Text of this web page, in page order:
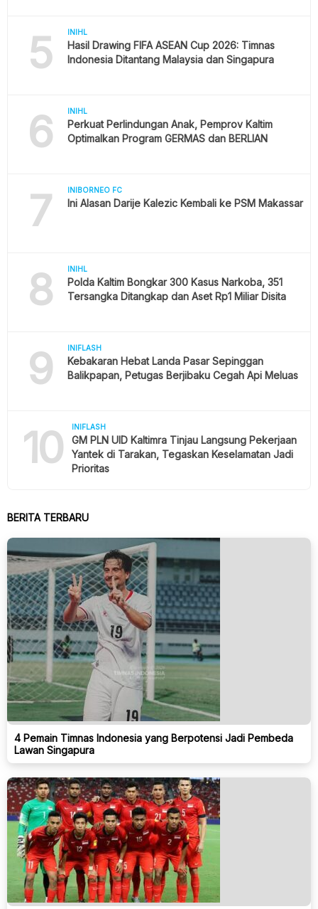
5 INIHL
Hasil Drawing FIFA ASEAN Cup 2026: Timnas
Indonesia Ditantang Malaysia dan Singapura
6 INIHL
Perkuat Perlindungan Anak, Pemprov Kaltim
Optimalkan Program GERMAS dan BERLIAN
7 INIBORNEO FC
Ini Alasan Darije Kalezic Kembali ke PSM Makassar
8 INIHL
Polda Kaltim Bongkar 300 Kasus Narkoba, 351
Tersangka Ditangkap dan Aset Rp1 Miliar Disita
9 INIFLASH
Kebakaran Hebat Landa Pasar Sepinggan
Balikpapan, Petugas Berjibaku Cegah Api Meluas
10 INIFLASH
GM PLN UID Kaltimra Tinjau Langsung Pekerjaan
Yantek di Tarakan, Tegaskan Keselamatan Jadi
Prioritas
BERITA TERBARU
4 Pemain Timnas Indonesia yang Berpotensi Jadi Pembeda
Lawan Singapura